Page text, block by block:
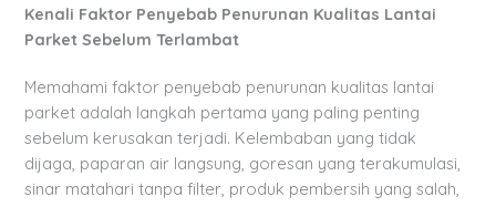
Kenali Faktor Penyebab Penurunan Kualitas Lantai
Parket Sebelum Terlambat
Memahami faktor penyebab penurunan kualitas lantai
parket adalah langkah pertama yang paling penting
sebelum kerusakan terjadi. Kelembaban yang tidak
dijaga, paparan air langsung, goresan yang terakumulasi,
sinar matahari tanpa filter, produk pembersih yang salah,